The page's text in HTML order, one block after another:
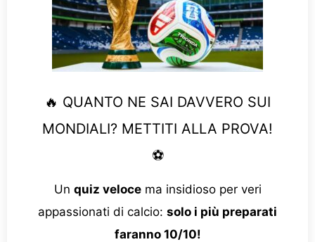
🔥 QUANTO NE SAI DAVVERO SUI
MONDIALI? METTITI ALLA PROVA!
⚽
Un quiz velocema insidioso per veri
appassionati di calcio: solo i più preparati
faranno 10/10!